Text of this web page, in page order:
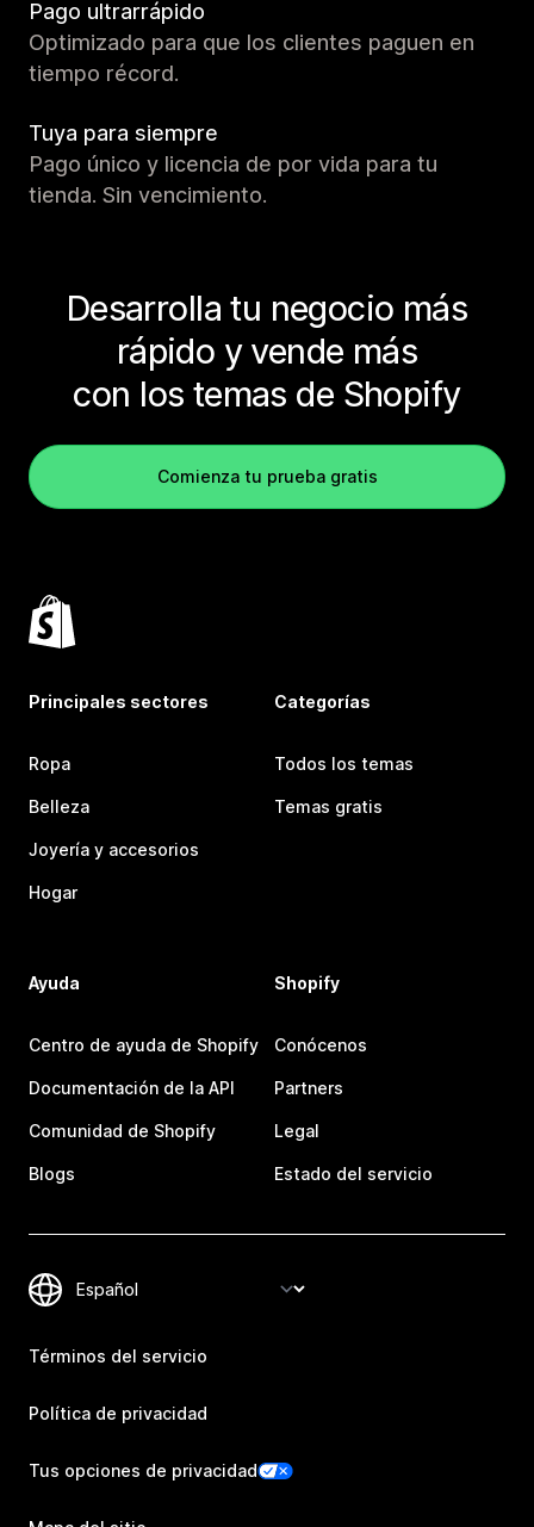
Pago ultrarrápido
Optimizado para que los clientes paguen en
tiempo récord.
Tuya para siempre
Pago único y licencia de por vida para tu
tienda. Sin vencimiento.
Desarrolla tu negocio más
rápido y vende más
con los temas de Shopify
Comienza tu prueba gratis
Principales sectores
Ropa
Belleza
Joyería y accesorios
Hogar
Categorías
Todos los temas
Temas gratis
Ayuda
Centro de ayuda de Shopify
Documentación de la API
Comunidad de Shopify
Blogs
Shopify
Conócenos
Partners
Legal
Estado del servicio
Términos del servicio
Política de privacidad
Tus opciones de privacidad